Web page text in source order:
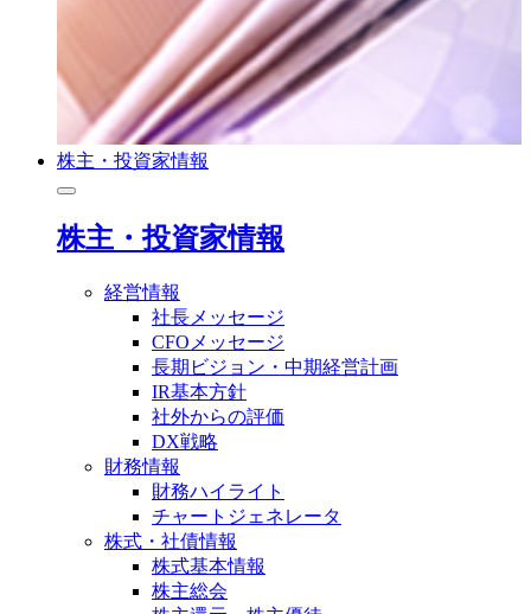
株主・投資家情報
株主・投資家情報
経営情報
社長メッセージ
CFOメッセージ
長期ビジョン・中期経営計画
IR基本方針
社外からの評価
DX戦略
財務情報
財務ハイライト
チャートジェネレータ
株式・社債情報
株式基本情報
株主総会